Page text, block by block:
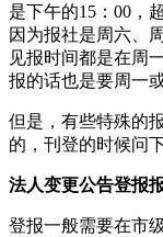
是下午的15：00，
因为报社是周六、
见报时间都是在周
报的话也是要周一
但是，有些特殊的
的，刊登的时候问
法人变更公告登报
登报一般需要在市